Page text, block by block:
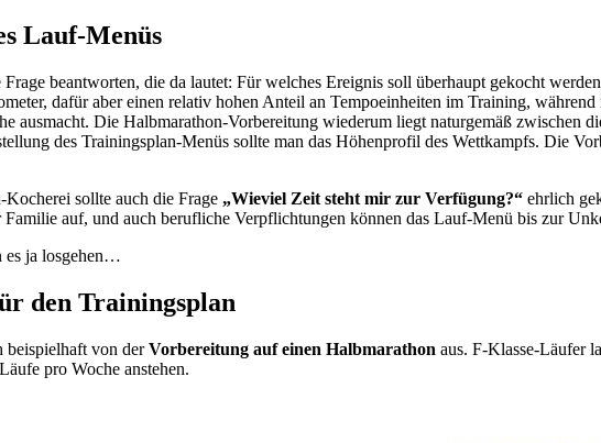
Lauf-Menüs
beantworten, die da lautet: Für welches Ereignis soll überhaupt gekocht
dafür aber einen relativ hohen Anteil an Tempoeinheiten im Training,
ausmacht. Die Halbmarathon-Vorbereitung wiederum liegt naturgemäß zwischen
des Trainingsplan-Menüs sollte man das Höhenprofil des Wettkampfs. Die
sollte auch die Frage „Wieviel Zeit steht mir zur Verfügung?“ ehrlich
auf, und auch berufliche Verpflichtungen können das Lauf-Menü bis zur
es ja losgehen…
den Trainingsplan
beispielhaft von derVorbereitung auf einen Halbmarathon aus. F-Klasse-Läufer
pro Woche anstehen.